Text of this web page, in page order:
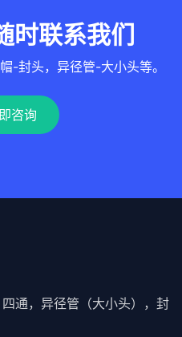
时联系我们
-封头，异径管-大小头等。
咨询
通，异径管（大小头），封